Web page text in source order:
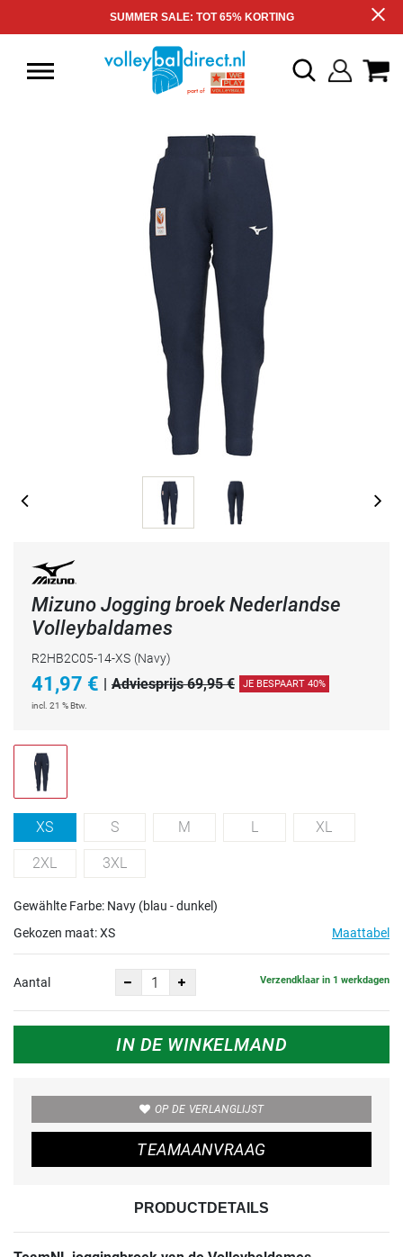
SUMMER SALE: TOT 65% KORTING
Mizuno Jogging broek Nederlandse
Volleybaldames
R2HB2C05-14-XS (Navy)
41,97 € | Adviesprijs 69,95 € JE BESPAART 40%
incl. 21 % Btw.
XS S M L XL
2XL 3XL
Gewählte Farbe: Navy (blau - dunkel)
Gekozen maat:XS Maattabel
Aantal Verzendklaar in 1 werkdagen
IN DE WINKELMAND
OP DE VERLANGLIJST
TEAMAANVRAAG
PRODUCTDETAILS